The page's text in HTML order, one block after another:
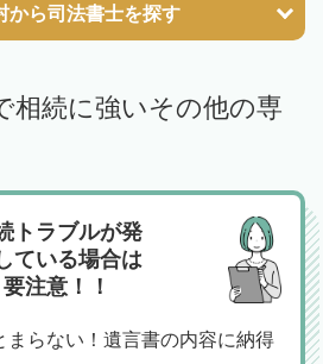
から司法書士を探す
相続に強いその他の専
トラブルが発
ている場合は
要注意！！
まらない！遺言書の内容に納得